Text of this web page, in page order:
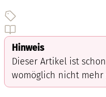
Hinweis
Dieser Artikel ist
womöglich nicht mehr